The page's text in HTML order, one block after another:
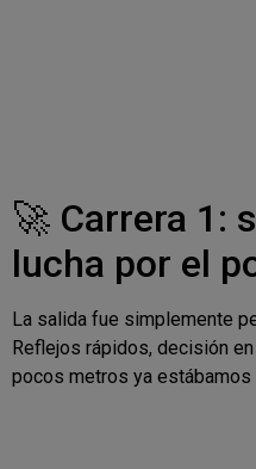
🚀 Carrera 1:
lucha por el
La salida fue simplemente
Reflejos rápidos, decisión
pocos metros ya estábamos